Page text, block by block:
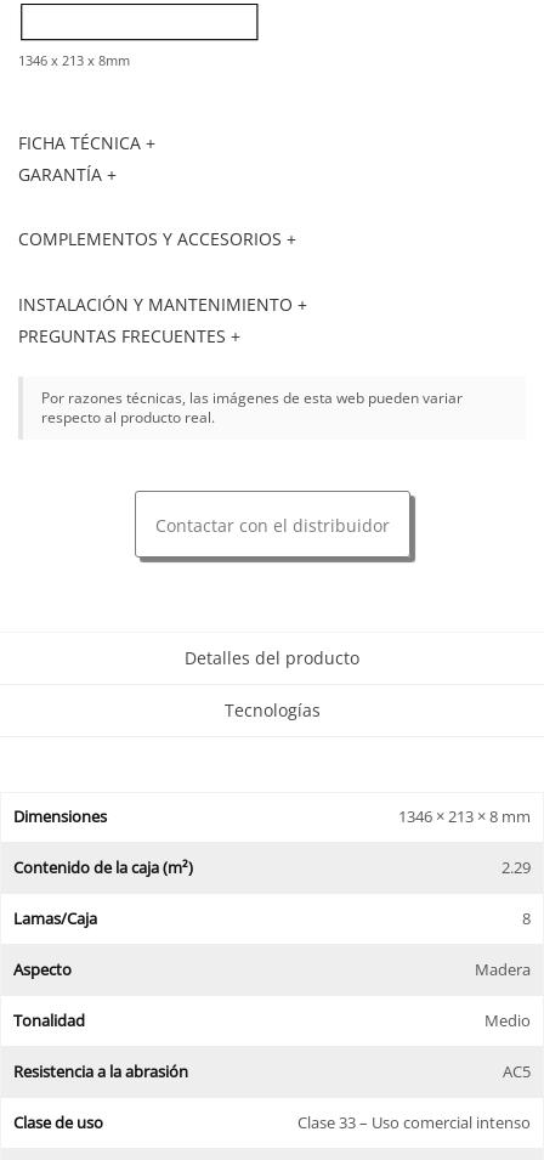
1346 x 213 x 8mm
FICHA TÉCNICA +
GARANTÍA +
COMPLEMENTOS Y ACCESORIOS +
INSTALACIÓN Y MANTENIMIENTO +
PREGUNTAS FRECUENTES +
Por razones técnicas, las imágenes de esta web pueden variar
respecto al producto real.
Contactar con el distribuidor
Detalles del producto
Tecnologías
Dimensiones 1346 × 213 × 8 mm
Contenido de la caja (m²) 2.29
Lamas/Caja 8
Aspecto Madera
Tonalidad Medio
Resistencia a la abrasión AC5
Clase de uso Clase 33 – Uso comercial intenso